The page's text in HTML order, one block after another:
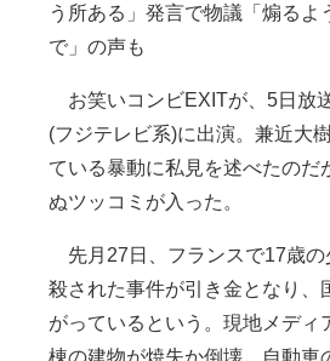
う所ある」発言で物議「煽るよ
で」の声も
お笑いコンビEXITが、5日放
(フジテレビ系)に出演。兼近大
ている暴動に私見を述べたのだ
ぬツッコミが入った。
先月27日、フランスで17歳の
殺された事件が引き金となり、
がっているという。現地メディ
棟の建物が焼失か倒壊。自動車